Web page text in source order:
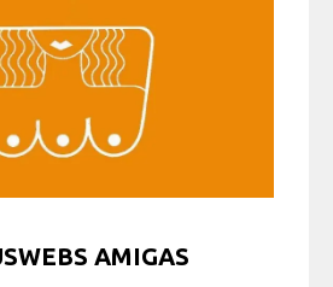
AMIGAS